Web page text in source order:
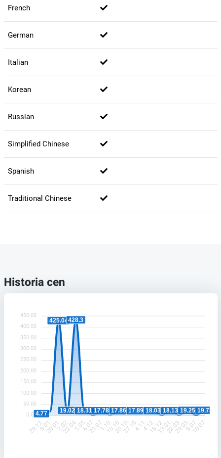
French
German
Italian
Korean
Russian
Simplified Chinese
Spanish
Traditional Chinese
Historia cen
450.00
400.00
350.00
300.00
250.00
200.00
150.00
100.00
50.00
0.004.77
425.04
19.02
428.3
18.31 17.78 17.86 17.89 18.03 18.13 19.25 19.73
29.12.8.01.
20.01.2.02.
22.04.5.05.6.07.
21.07.1.10.
10.10.20.10.27.10.4.11.4.12.
18.12.13.01.22.03.29.03.8.07.
10.07.